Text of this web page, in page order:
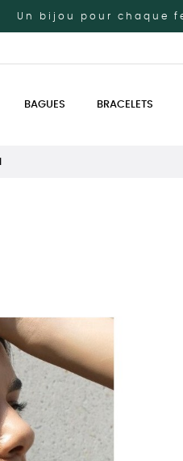
Un bijou pour chaque
BAGUES BRACELETS